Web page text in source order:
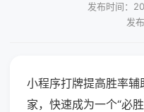
发布时间：
发
小程序打牌提高胜率
家，快速成为一个“必